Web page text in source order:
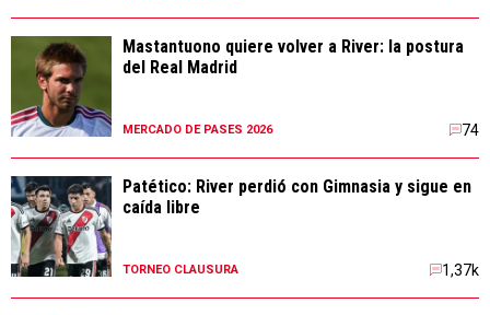
Mastantuono quiere volver a River: la postura
del Real Madrid
MERCADO DE PASES 2026 74
Patético: River perdió con Gimnasia y sigue en
caída libre
TORNEO CLAUSURA 1,37k